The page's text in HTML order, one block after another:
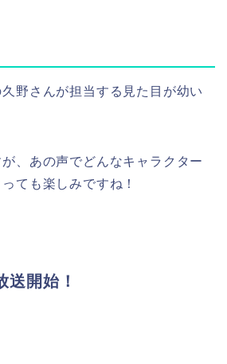
野さんが担当する見た目が幼い
、あの声でどんなキャラクター
ても楽しみですね！
送開始！